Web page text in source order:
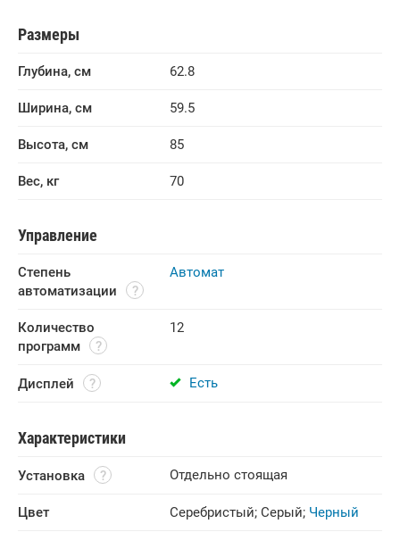
Размеры
Глубина, см 62.8
Ширина, см 59.5
Высота, см 85
Вес, кг 70
Управление
Степень
автоматизации
Автомат
Количество
программ
12
Дисплей Есть
Характеристики
Установка Отдельно стоящая
Цвет Серебристый; Серый; Черный